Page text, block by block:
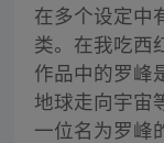
在多个设定中
类。在我吃西
作品中的罗峰
地球走向宇宙
一位名为罗峰